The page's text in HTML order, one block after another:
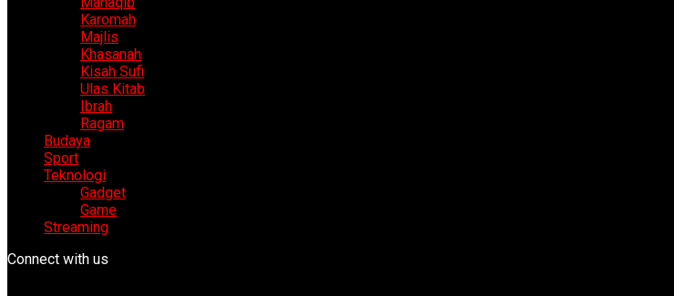
Karomah
Majlis
Khasanah
Kisah Sufi
Ulas Kitab
Ibrah
Ragam
Budaya
Sport
Teknologi
Gadget
Game
Streaming
Connect with us